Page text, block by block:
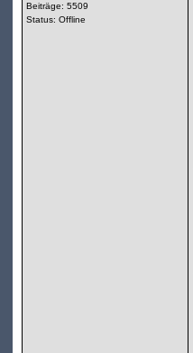
Beiträge: 5509
Status: Offline